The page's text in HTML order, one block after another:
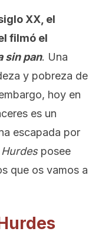
XX, el
filmó el
sin pan. Una
y pobreza de
hoy en
es un
escapada por
Hurdesposee
que os vamos a